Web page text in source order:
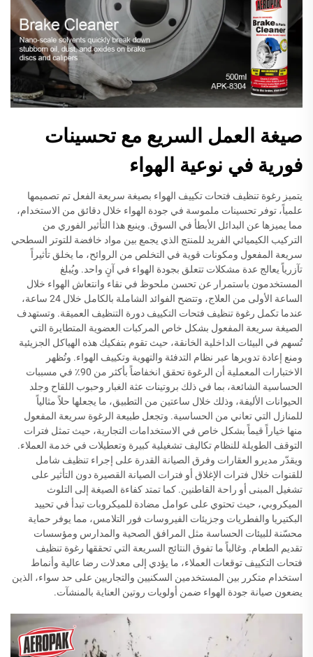
صيغة العمل السريع مع تحسينات
فورية في نوعية الهواء
يتميز رغوة تنظيف فتحات تكييف الهواء بصيغة سريعة الفعل تم تصميمها
علمياً، توفر تحسينات ملموسة في جودة الهواء خلال دقائق من الاستخدام،
مما يميزها عن البدائل الأبطأ في السوق. وينبع هذا التأثير الفوري من
التركيب الكيميائي الفريد للمنتج الذي يجمع بين مواد خافضة للتوتر السطحي
سريعة المفعول ومكونات قوية في التخلص من الروائح، ما يخلق تأثيراً
تآزرياً يعالج عدة مشكلات تتعلق بجودة الهواء في آنٍ واحد. ويُبلغ
المستخدمون باستمرار عن تحسن ملحوظ في نقاء وانتعاش الهواء خلال
الساعة الأولى من العلاج، وتتضح الفوائد الشاملة بالكامل خلال 24 ساعة،
عندما تكمل رغوة تنظيف فتحات التكييف دورة التنظيف العميقة. وتستهدف
الصيغة سريعة المفعول بشكل خاص المركبات العضوية المتطايرة التي
تُسهم في البيئات الداخلية الخانقة، حيث تقوم بتفكيك هذه الهياكل الجزيئية
ومنع إعادة تدويرها عبر نظام التدفئة والتهوية وتكييف الهواء. وتُظهر
الاختبارات المعملية أن الرغوة تحقق انخفاضاً بأكثر من 90٪ في مسببات
الحساسية الشائعة، بما في ذلك بروتينات عثة الغبار وحبوب اللقاح وجلد
الحيوانات الأليفة، وذلك خلال ساعتين من التطبيق، ما يجعلها حلاً مثالياً
للمنازل التي تعاني من الحساسية. وتجعل طبيعة الرغوة سريعة المفعول
منها خياراً قيماً بشكل خاص في الاستخدامات التجارية، حيث تمثل فترات
التوقف الطويلة للنظام تكاليف تشغيلية كبيرة وتعطيلات في خدمة العملاء.
ويقدّر مديرو العقارات وفرق الصيانة القدرة على إجراء تنظيف شامل
للقنوات خلال فترات الإغلاق أو فترات الصيانة القصيرة دون التأثير على
تشغيل المبنى أو راحة القاطنين. كما تمتد كفاءة الصيغة إلى التلوث
الميكروبي، حيث تحتوي على عوامل مضادة للميكروبات تبدأ في تحييد
البكتيريا والفطريات وجزيئات الفيروسات فور التلامس، مما يوفر حماية
محسّنة للبيئات الحساسة مثل المرافق الصحية والمدارس ومؤسسات
تقديم الطعام. وغالباً ما تفوق النتائج السريعة التي تحققها رغوة تنظيف
فتحات التكييف توقعات العملاء، ما يؤدي إلى معدلات رضا عالية وأنماط
استخدام متكرر بين المستخدمين السكنيين والتجاريين على حد سواء، الذين
يضعون صيانة جودة الهواء ضمن أولويات روتين العناية بالمنشآت.